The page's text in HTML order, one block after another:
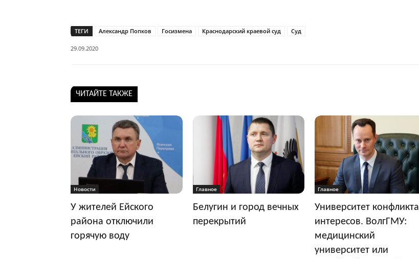
ТЕГИ Александр Попков Госизмена Краснодарский краевой суд Суд
29.09.2020
ЧИТАЙТЕ ТАКЖЕ
Новости
У жителей Ейского
района отключили
горячую воду
Главное
Белугин и город вечных
перекрытий
Главное
Университет конфликта
интересов. ВолгГМУ:
медицинский
университет или